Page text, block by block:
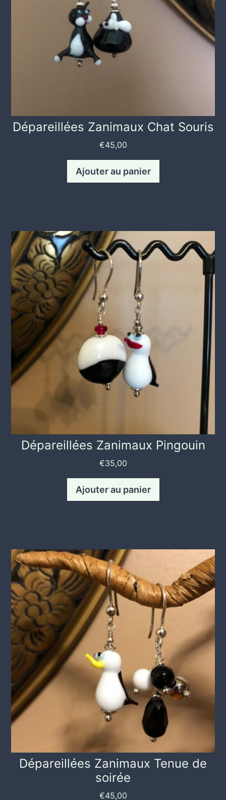
Dépareillées Zanimaux Chat Souris
€45,00
Ajouter au panier
Dépareillées Zanimaux Pingouin
€35,00
Ajouter au panier
Dépareillées Zanimaux Tenue de
soirée
€45,00